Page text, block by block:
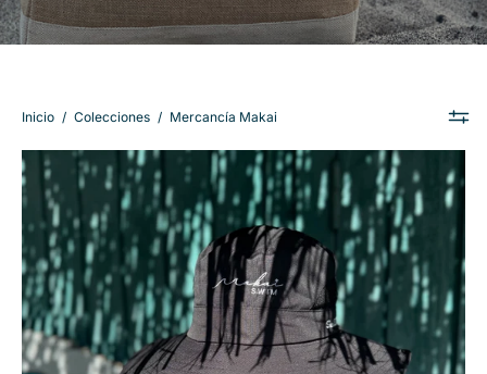
Inicio / Colecciones / Mercancía Makai
Makai
Sun
Hat